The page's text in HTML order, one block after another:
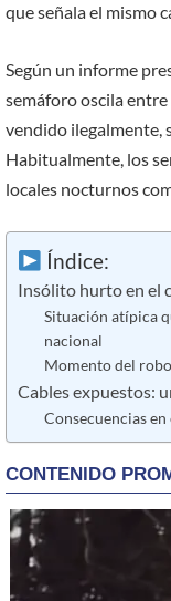
que señala el mismo
Según un informe
semáforo oscila entre
vendido ilegalmente,
Habitualmente, los
locales nocturnos
Índice:
Insólito hurto en el
Situación atípica
nacional
Momento del
Cables expuestos:
Consecuencias